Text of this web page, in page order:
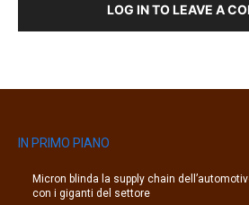
LOG IN TO LEAVE A
IN PRIMO PIANO
Micron blinda la supply chain
con i giganti del settore